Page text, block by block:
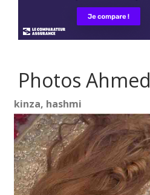
Photos Ahmed
kinza, hashmi